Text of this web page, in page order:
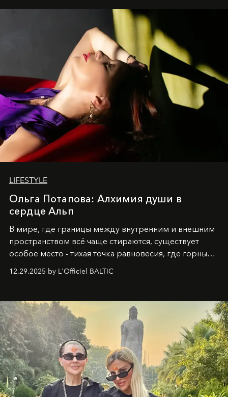
LIFESTYLE
Ольга Потапова: Алхимия души в
сердце Альп
В мире, где границы между внутренним и внешним
пространством всё чаще стираются, существует
особое место - тихая точка равновесия, где горные
вершины Швейцарии встречаются с бездонными
глубинами человеческой души. Здесь, на стыке
Ольга Потапова - женщина, чей путь от поиска
истины превратился в искусство превращения
человеческих кризисов в возможности для
возрождения.
12.29.2025 by L'Officiel BALTIC